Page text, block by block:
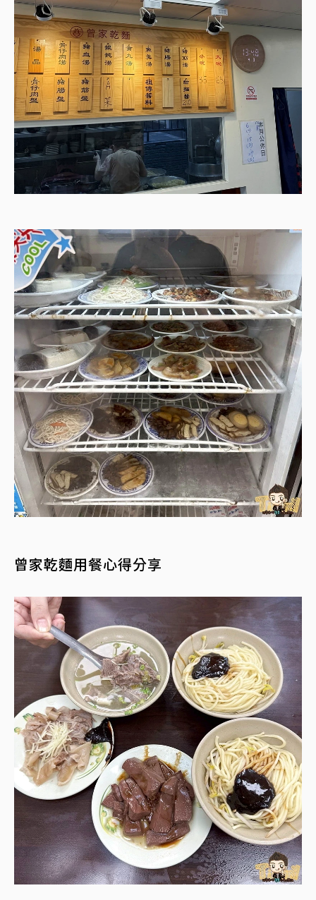
曾家乾麵用餐心得分享